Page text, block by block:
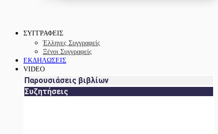
ΣΥΓΓΡΑΦΕΙΣ
Έλληνες Συγγραφείς
Ξένοι Συγγραφείς
ΕΚΔΗΛΩΣΕΙΣ
VIDEO
Παρουσιάσεις βιβλίων
Συζητήσεις